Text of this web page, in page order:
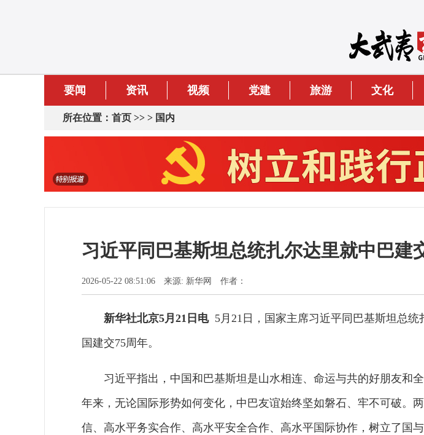
要闻 资讯 视频 党建 旅游 文化
所在位置： 首页 >> > 国内
习近平同巴基斯坦总统扎尔达里就中巴建
2026-05-22 08:51:06 来源: 新华网 作者：
新华社北京5月21日电5月21日，国家主席习近平同巴基斯坦总统
国建交75周年。
习近平指出，中国和巴基斯坦是山水相连、命运与共的好朋友和
年来，无论国际形势如何变化，中巴友谊始终坚如磐石、牢不可破。
信、高水平务实合作、高水平安全合作、高水平国际协作，树立了国与